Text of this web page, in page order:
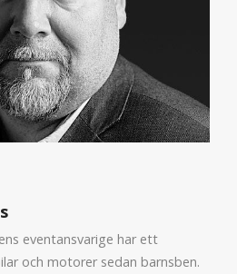
eventansvarige har ett
och motorer sedan barnsben.